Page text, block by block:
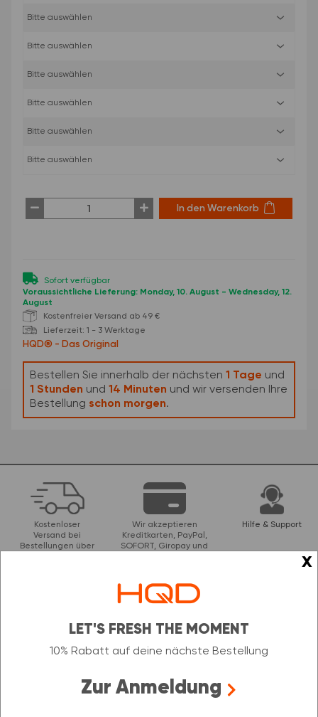
In den Warenkorb
Sofort verfügbar
Voraussichtliche Lieferung: Monday, 10. August - Wednesday, 12.
August
Kostenfreier Versand ab 49 €
Lieferzeit: 1 - 3 Werktage
Bestellen Sie innerhalb der nächsten 1 Tage und
1 Stunden und 14 Minuten und wir versenden Ihre
Bestellung schon morgen.
Kostenloser
Versand bei
Bestellungen über
Wir akzeptieren
Kreditkarten, PayPal,
SOFORT, Giropay und
Hilfe & Support
Der Rabattcode ist nur einmal gültig und nicht kombinierbar mit
Aktionen oder anderen Rabattcodes.
x
LET'S FRESH THE MOMENT
10% Rabatt auf deine nächste Bestellung
Zur Anmeldung